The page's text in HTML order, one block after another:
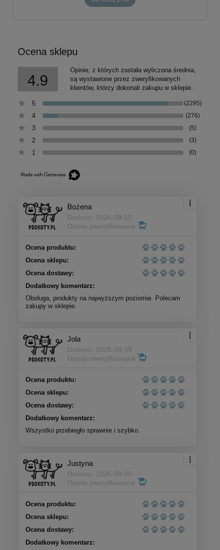
Ocena sklepu
4.9
Opinie, z których została wyliczona średnia,
są wystawione przez zweryfikowanych
klientów, którzy dokonali zakupu w sklepie.
5 (2295)
4 (276)
3 (5)
2 (3)
1 (0)
Bożena
Dodano: 2026-08-10
Opinia zweryfikowana
Ocena produktu:
Ocena sklepu:
Ocena dostawy:
Dodatkowy komentarz:
Obsługa, produkty na najwyższym poziomie. Polecam
zakupy w sklepie.
Jola
Dodano: 2026-08-09
Opinia zweryfikowana
Ocena produktu:
Ocena sklepu:
Ocena dostawy:
Dodatkowy komentarz:
Wszystko przebiegło sprawnie i szybko.
Justyna
Dodano: 2026-08-06
Opinia zweryfikowana
Ocena produktu:
Ocena sklepu:
Ocena dostawy:
Dodatkowy komentarz: